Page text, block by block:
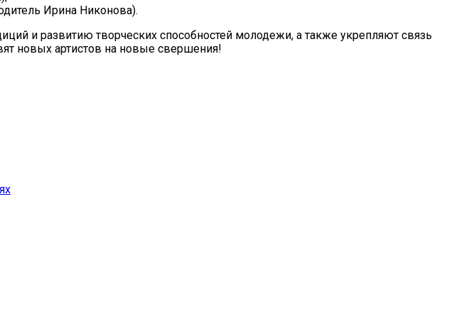
Ирина Никонова).
и развитию творческих способностей молодежи, а также укрепляют связь
новых артистов на новые свершения!